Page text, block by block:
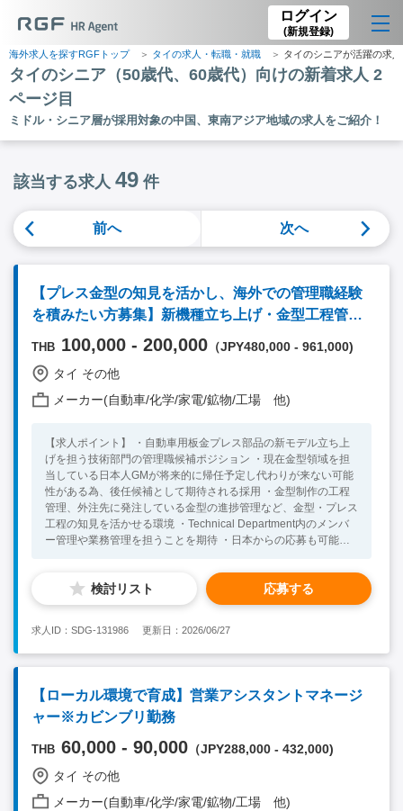
ログイン
(新規登録)
海外求人を探すRGFトップ タイの求人・転職・就職 タイのシニアが活躍の求
タイのシニア（50歳代、60歳代）向けの新着求人 2
ページ目
ミドル・シニア層が採用対象の中国、東南アジア地域の求人をご紹介！
該当する求人 49 件
前へ 次へ
【プレス金型の知見を活かし、海外での管理職経験
を積みたい方募集】新機種立ち上げ・金型工程管理
DGM／管理職候補（自動車業界：プレス金型）
THB 100,000 - 200,000 （JPY480,000 - 961,000)
タイ その他
メーカー(自動車/化学/家電/鉱物/工場 他)
【求人ポイント】 ・自動車用板金プレス部品の新モデル立ち上
げを担う技術部門の管理職候補ポジション ・現在金型領域を担
当している日本人GMが将来的に帰任予定し代わりが来ない可能
性がある為、後任候補として期待される採用 ・金型制作の工程
管理、外注先に発注している金型の進捗管理など、金型・プレス
工程の知見を活かせる環境 ・Technical Department内のメンバ
ー管理や業務管理を担うことを期待 ・日本からの応募も可能
動車用車体部品、金属プレス部品、金型、板金プレス部品、関連
サービス。 【業務概要】 自動車用板金プレス部品の新モデル立
ち上げや既存金型において、工程計画、試作、量産準備、金型工
仕様をもとに、金型・プレス工程・溶接工程・品質要件を技術的
に検討し、社内外の関係者と連携しながら量産立ち上げまでを推
進する。 【業務詳細】 ・自動車用板金プレス部品の新モデル立
ち上げにおける工程計画、試作、量産準備の推進 ・顧客図面、
仕様の確認および技術要件の整理 ・金型、プレス工程、溶接工
程、品質要件に関する技術検討 ・金型制作における工程管理 ・
の生産、品質、金型、営業部門との連携 ・量産開始までのスケ
ジュール管理および課題解決 ・新規モデルにおけるコスト、品
質、納期管理 ・量産移行時のトラブル防止および改善活動の推
進 ・顧客、サプライヤーとの技術面での調整、報告業務 ・管理
検討リスト 応募する
求人ID：SDG-131986 更新日：2026/06/27
【ローカル環境で育成】営業アシスタントマネージ
ャー※カビンブリ勤務
THB 60,000 - 90,000 （JPY288,000 - 432,000)
タイ その他
メーカー(自動車/化学/家電/鉱物/工場 他)